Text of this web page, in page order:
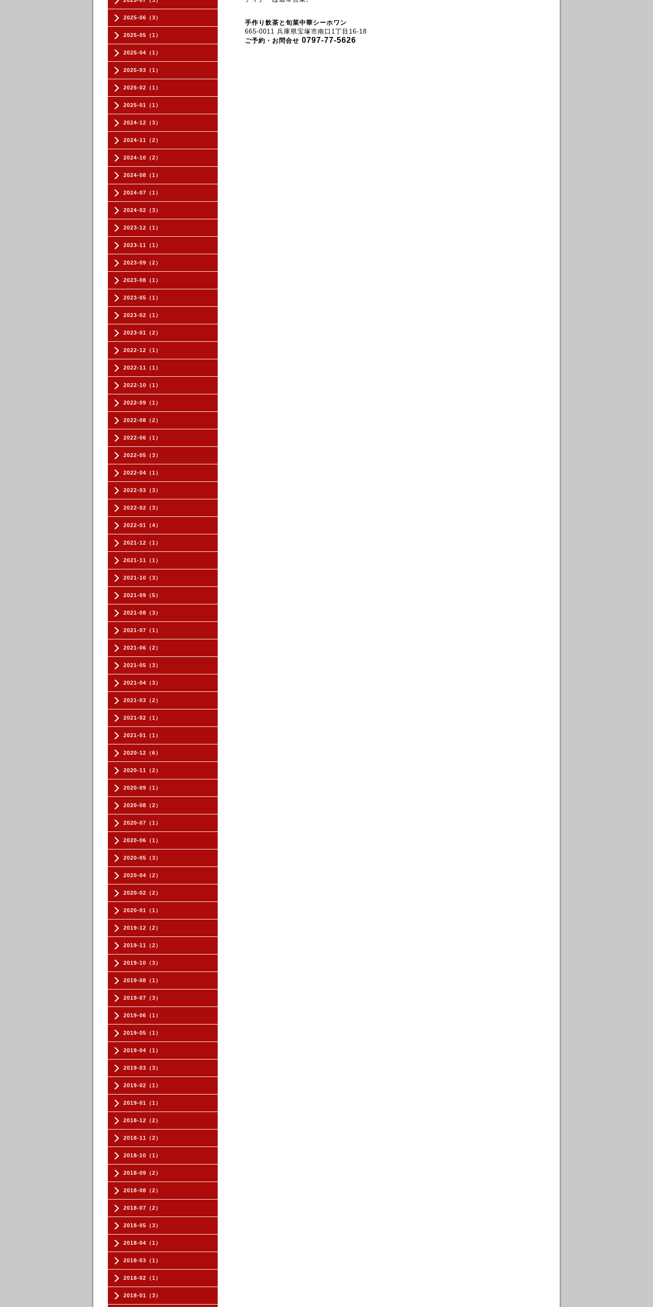
2025-06（3）
2025-05（1）
2025-04（1）
2025-03（1）
2025-02（1）
2025-01（1）
2024-12（3）
2024-11（2）
2024-10（2）
2024-08（1）
2024-07（1）
2024-02（3）
2023-12（1）
2023-11（1）
2023-09（2）
2023-08（1）
2023-05（1）
2023-02（1）
2023-01（2）
2022-12（1）
2022-11（1）
2022-10（1）
2022-09（1）
2022-08（2）
2022-06（1）
2022-05（3）
2022-04（1）
2022-03（3）
2022-02（3）
2022-01（4）
2021-12（1）
2021-11（1）
2021-10（3）
2021-09（5）
2021-08（3）
2021-07（1）
2021-06（2）
2021-05（3）
2021-04（3）
2021-03（2）
2021-02（1）
2021-01（1）
2020-12（6）
2020-11（2）
2020-09（1）
2020-08（2）
2020-07（1）
2020-06（1）
2020-05（3）
2020-04（2）
2020-02（2）
2020-01（1）
2019-12（2）
2019-11（2）
2019-10（3）
2019-08（1）
2019-07（3）
2019-06（1）
2019-05（1）
2019-04（1）
2019-03（3）
2019-02（1）
2019-01（1）
2018-12（2）
2018-11（2）
2018-10（1）
2018-09（2）
2018-08（2）
2018-07（2）
2018-05（3）
2018-04（1）
2018-03（1）
2018-02（1）
2018-01（3）
手作り飲茶と旬菜中華シーホワン
665-0011 兵庫県宝塚市南口1丁目16-18
ご予約・お問合せ 0797-77-5626